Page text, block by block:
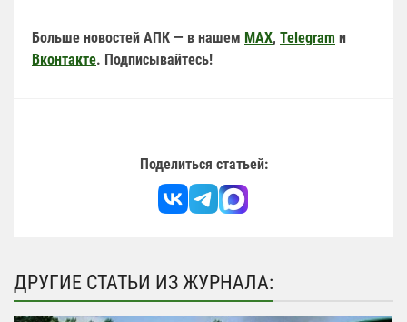
Больше новостей АПК — в нашем MAX, Telegram и
Вконтакте. Подписывайтесь!
Поделиться статьей:
ДРУГИЕ СТАТЬИ ИЗ ЖУРНАЛА: